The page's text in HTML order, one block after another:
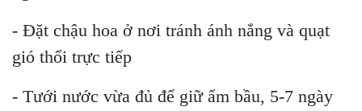
- Đặt chậu hoa ở nơi tránh ánh nắng và quạt
gió thổi trực tiếp
- Tưới nước vừa đủ để giữ ẩm bầu, 5-7 ngày